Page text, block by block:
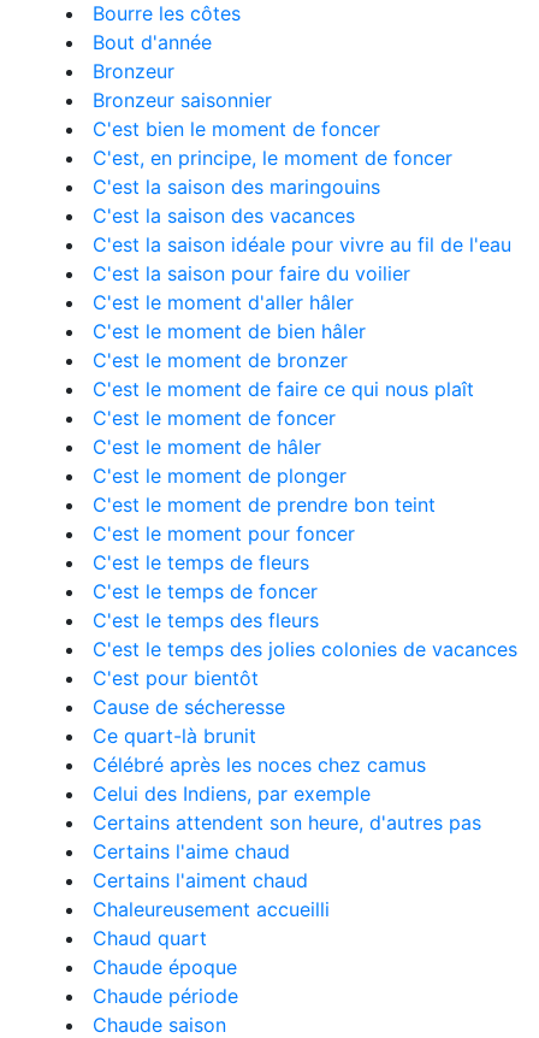
Bourre les côtes
Bout d'année
Bronzeur
Bronzeur saisonnier
C'est bien le moment de foncer
C'est, en principe, le moment de foncer
C'est la saison des maringouins
C'est la saison des vacances
C'est la saison idéale pour vivre au fil de l'eau
C'est la saison pour faire du voilier
C'est le moment d'aller hâler
C'est le moment de bien hâler
C'est le moment de bronzer
C'est le moment de faire ce qui nous plaît
C'est le moment de foncer
C'est le moment de hâler
C'est le moment de plonger
C'est le moment de prendre bon teint
C'est le moment pour foncer
C'est le temps de fleurs
C'est le temps de foncer
C'est le temps des fleurs
C'est le temps des jolies colonies de vacances
C'est pour bientôt
Cause de sécheresse
Ce quart-là brunit
Célébré après les noces chez camus
Celui des Indiens, par exemple
Certains attendent son heure, d'autres pas
Certains l'aime chaud
Certains l'aiment chaud
Chaleureusement accueilli
Chaud quart
Chaude époque
Chaude période
Chaude saison